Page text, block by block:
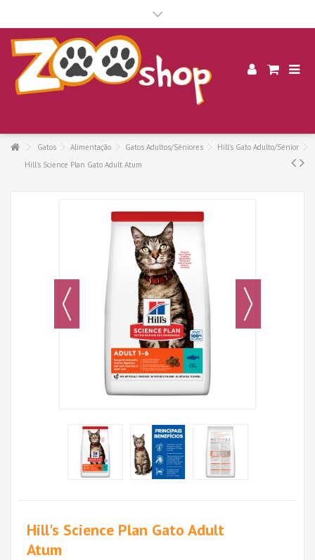
Gatos Alimentação Gatos Adultos/Séniores
Hill's Gato Adulto/Sénior
Hill's Science Plan Gato Adult Atum
Hill's Science Plan Gato Adult
Atum